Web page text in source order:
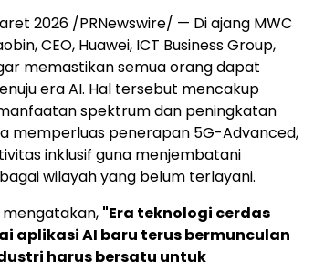
2026 /PRNewswire/ — Di ajang MWC
CEO, Huawei, ICT Business Group,
memastikan semua orang dapat
era AI. Hal tersebut mencakup
spektrum dan peningkatan
memperluas penerapan 5G-Advanced,
inklusif guna menjembatani
wilayah yang belum terlayani.
"Era teknologi cerdas
aplikasi AI baru terus bermunculan
harus bersatu untuk